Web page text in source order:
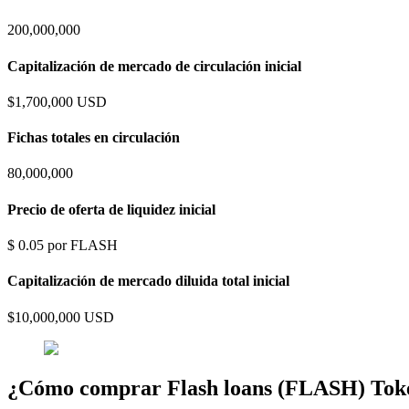
200,000,000
Capitalización de mercado de circulación inicial
$1,700,000 USD
Fichas totales en circulación
80,000,000
Precio de oferta de liquidez inicial
$ 0.05 por FLASH
Capitalización de mercado diluida total inicial
$10,000,000 USD
¿Cómo comprar Flash loans (FLASH)